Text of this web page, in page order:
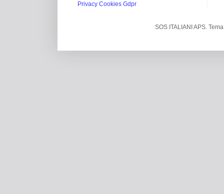
Privacy Cookies Gdpr
SOS ITALIANI APS.